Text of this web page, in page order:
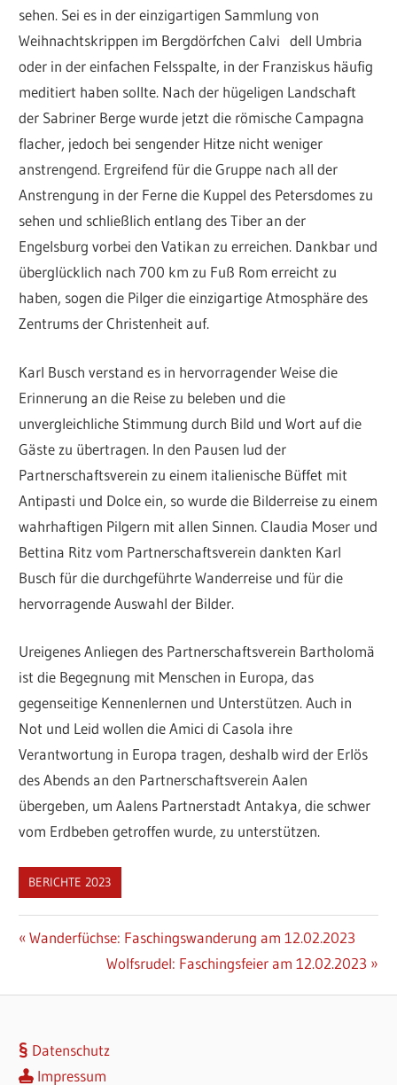
sehen. Sei es in der einzigartigen Sammlung von
Weihnachtskrippen im Bergdörfchen Calvi dell Umbria
oder in der einfachen Felsspalte, in der Franziskus häufig
meditiert haben sollte. Nach der hügeligen Landschaft
der Sabriner Berge wurde jetzt die römische Campagna
flacher, jedoch bei sengender Hitze nicht weniger
anstrengend. Ergreifend für die Gruppe nach all der
Anstrengung in der Ferne die Kuppel des Petersdomes zu
sehen und schließlich entlang des Tiber an der
Engelsburg vorbei den Vatikan zu erreichen. Dankbar und
überglücklich nach 700 km zu Fuß Rom erreicht zu
haben, sogen die Pilger die einzigartige Atmosphäre des
Zentrums der Christenheit auf.
Karl Busch verstand es in hervorragender Weise die
Erinnerung an die Reise zu beleben und die
unvergleichliche Stimmung durch Bild und Wort auf die
Gäste zu übertragen. In den Pausen lud der
Partnerschaftsverein zu einem italienische Büffet mit
Antipasti und Dolce ein, so wurde die Bilderreise zu einem
wahrhaftigen Pilgern mit allen Sinnen. Claudia Moser und
Bettina Ritz vom Partnerschaftsverein dankten Karl
Busch für die durchgeführte Wanderreise und für die
hervorragende Auswahl der Bilder.
Ureigenes Anliegen des Partnerschaftsverein Bartholomä
ist die Begegnung mit Menschen in Europa, das
gegenseitige Kennenlernen und Unterstützen. Auch in
Not und Leid wollen die Amici di Casola ihre
Verantwortung in Europa tragen, deshalb wird der Erlös
des Abends an den Partnerschaftsverein Aalen
übergeben, um Aalens Partnerstadt Antakya, die schwer
vom Erdbeben getroffen wurde, zu unterstützen.
BERICHTE 2023
Beitragsnavigation
Vorheriger
Wanderfüchse: Faschingswanderung am 12.02.2023
Nächster
Wolfsrudel: Faschingsfeier am 12.02.2023
Datenschutz
Impressum